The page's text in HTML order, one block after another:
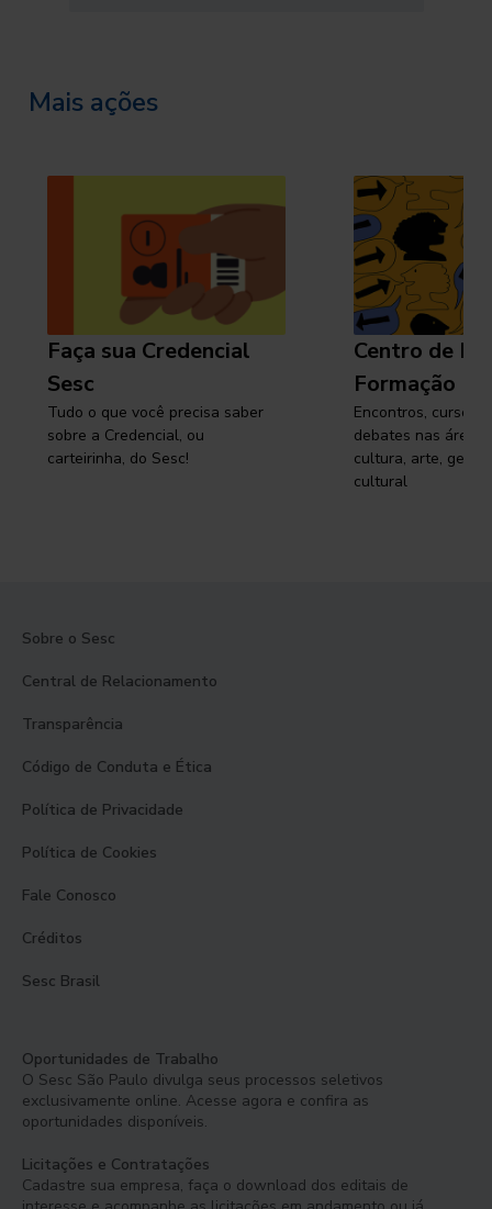
Mais ações
Faça sua Credencial
Sesc
Tudo o que você precisa saber
sobre a Credencial, ou
carteirinha, do Sesc!
Centro de
Formação
Encontros, cursos,
debates nas áreas
cultura, arte,
cultural
Sobre o Sesc
Central de Relacionamento
Transparência
Código de Conduta e Ética
Política de Privacidade
Política de Cookies
Fale Conosco
Créditos
Sesc Brasil
Oportunidades de Trabalho
O Sesc São Paulo divulga seus processos seletivos
exclusivamente online. Acesse agora e confira as
oportunidades disponíveis.
Licitações e Contratações
Cadastre sua empresa, faça o download dos editais de